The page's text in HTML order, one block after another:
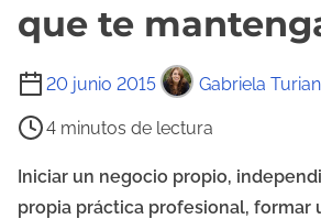
que te
20 junio 2015 Gabriela
T
e
m
p
4 minutos de lectura
Iniciar un negocio propio,
propia práctica profesional, formar